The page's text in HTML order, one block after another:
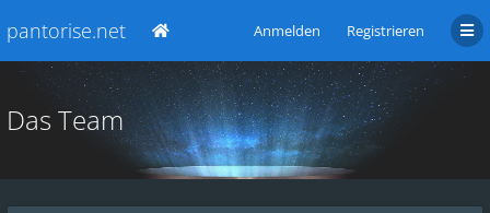
pantorise.net Anmelden Registrieren
Das Team